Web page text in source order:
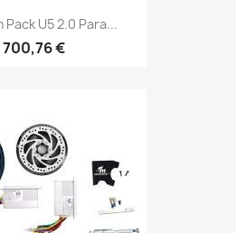
Pack U5 2.0 Para...
700,76 €